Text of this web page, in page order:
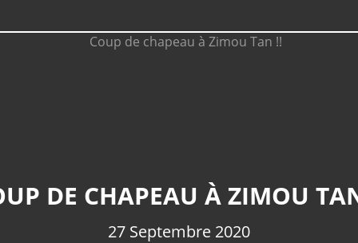
DE CHAPEAU À ZIMOU
27 Septembre 2020